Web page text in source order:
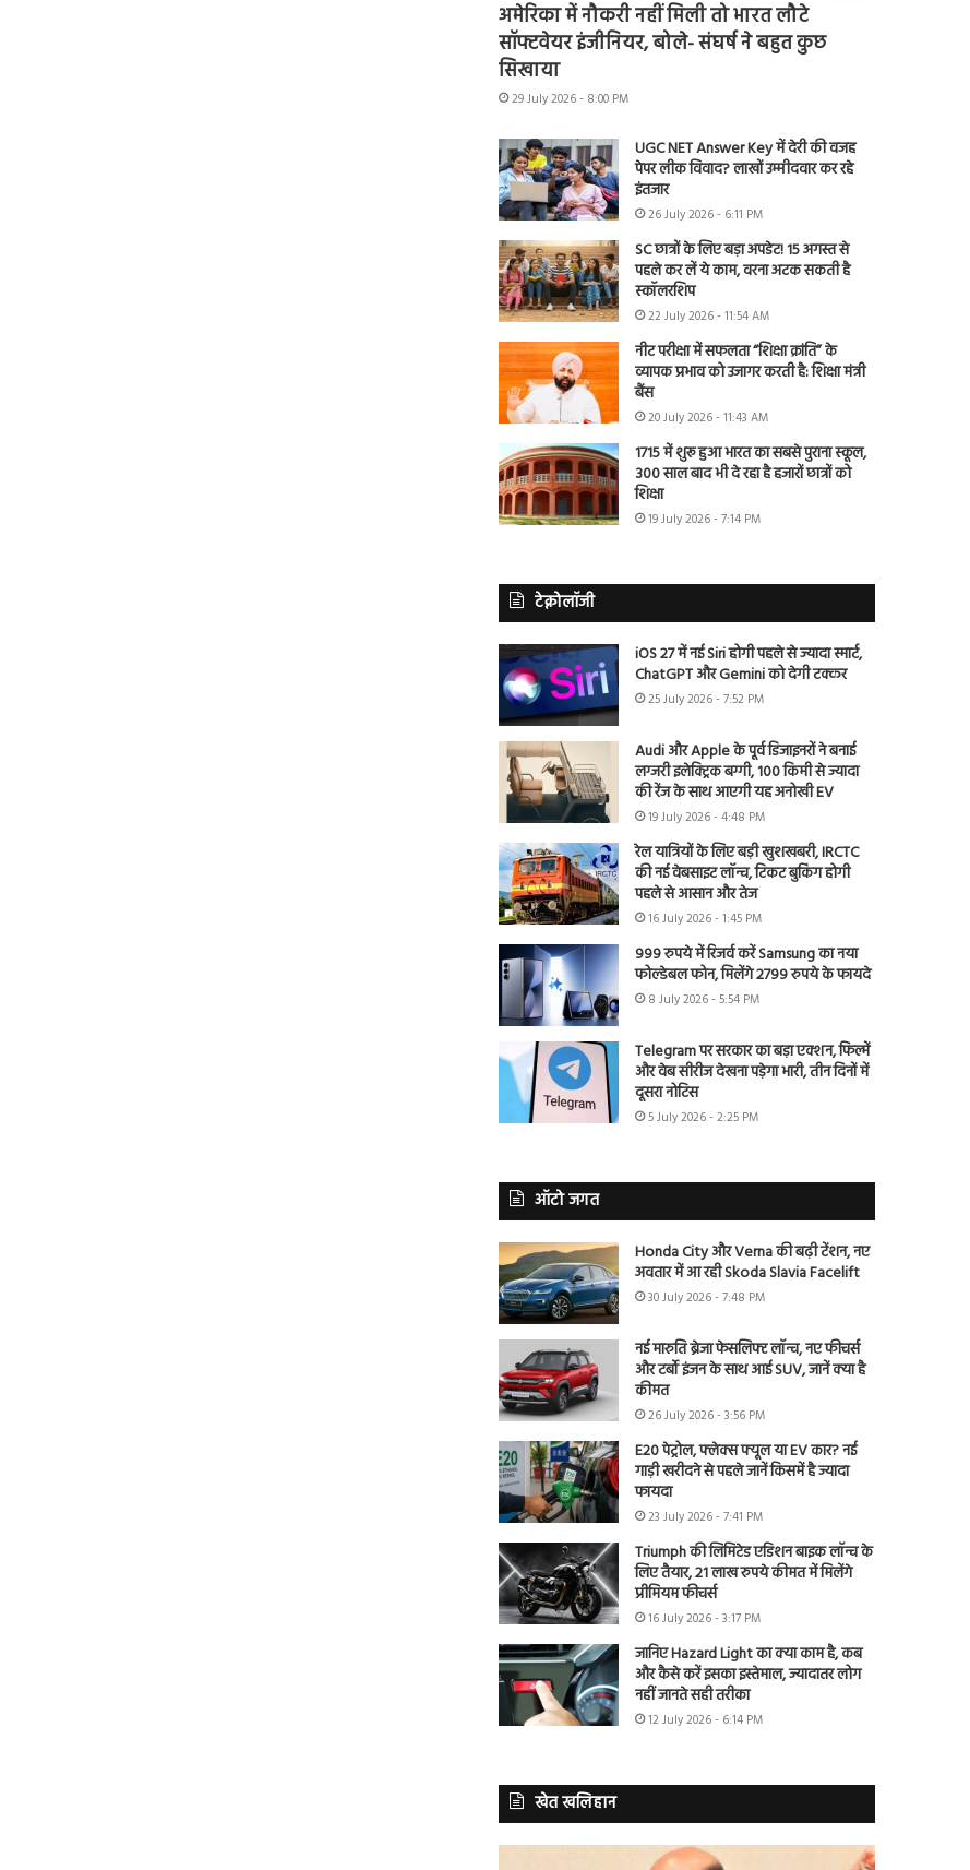
अमेरिका में नौकरी नहीं मिली तो भारत लौटे
सॉफ्टवेयर इंजीनियर, बोले- संघर्ष ने बहुत कुछ
सिखाया
29 July 2026 - 8:00 PM
UGC NET Answer Key में देरी की वजह
पेपर लीक विवाद? लाखों उम्मीदवार कर रहे
इंतजार
26 July 2026 - 6:11 PM
SC छात्रों के लिए बड़ा अपडेट! 15 अगस्त से
पहले कर लें ये काम, वरना अटक सकती है
स्कॉलरशिप
22 July 2026 - 11:54 AM
नीट परीक्षा में सफलता “शिक्षा क्रांति” के
व्यापक प्रभाव को उजागर करती है: शिक्षा मंत्री
बैंस
20 July 2026 - 11:43 AM
1715 में शुरू हुआ भारत का सबसे पुराना स्कूल,
300 साल बाद भी दे रहा है हजारों छात्रों को
शिक्षा
19 July 2026 - 7:14 PM
टेक्नोलॉजी
iOS 27 में नई Siri होगी पहले से ज्यादा स्मार्ट,
ChatGPT और Gemini को देगी टक्कर
25 July 2026 - 7:52 PM
Audi और Apple के पूर्व डिजाइनरों ने बनाई
लग्जरी इलेक्ट्रिक बग्गी, 100 किमी से ज्यादा
की रेंज के साथ आएगी यह अनोखी EV
19 July 2026 - 4:48 PM
रेल यात्रियों के लिए बड़ी खुशखबरी, IRCTC
की नई वेबसाइट लॉन्च, टिकट बुकिंग होगी
पहले से आसान और तेज
16 July 2026 - 1:45 PM
999 रुपये में रिजर्व करें Samsung का नया
फोल्डेबल फोन, मिलेंगे 2799 रुपये के फायदे
8 July 2026 - 5:54 PM
Telegram पर सरकार का बड़ा एक्शन, फिल्में
और वेब सीरीज देखना पड़ेगा भारी, तीन दिनों में
दूसरा नोटिस
5 July 2026 - 2:25 PM
ऑटो जगत
Honda City और Verna की बढ़ी टेंशन, नए
अवतार में आ रही Skoda Slavia Facelift
30 July 2026 - 7:48 PM
नई मारुति ब्रेजा फेसलिफ्ट लॉन्च, नए फीचर्स
और टर्बो इंजन के साथ आई SUV, जानें क्या है
कीमत
26 July 2026 - 3:56 PM
E20 पेट्रोल, फ्लेक्स फ्यूल या EV कार? नई
गाड़ी खरीदने से पहले जानें किसमें है ज्यादा
फायदा
23 July 2026 - 7:41 PM
Triumph की लिमिटेड एडिशन बाइक लॉन्च के
लिए तैयार, 21 लाख रुपये कीमत में मिलेंगे
प्रीमियम फीचर्स
16 July 2026 - 3:17 PM
जानिए Hazard Light का क्या काम है, कब
और कैसे करें इसका इस्तेमाल, ज्यादातर लोग
नहीं जानते सही तरीका
12 July 2026 - 6:14 PM
खेत खलिहान